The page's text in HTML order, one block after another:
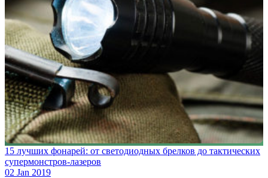
15 лучших фонарей: от светодиодных брелков до тактических
супермонстров-лазеров
02 Jan 2019